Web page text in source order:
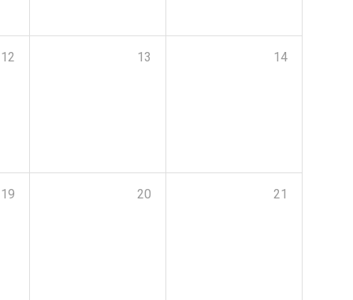
12 13 14
19 20 21